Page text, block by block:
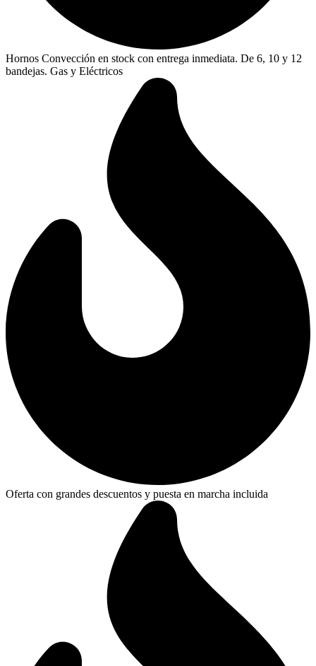
Hornos Convección en stock con entrega inmediata. De 6, 10 y 12
bandejas. Gas y Eléctricos
Oferta con grandes descuentos y puesta en marcha incluida